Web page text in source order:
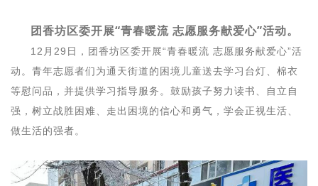
团香坊区委开展“青春暖流 志愿服务献爱心”活动。
12月29日，团香坊区委开展“青春暖流 志愿服务献爱心”活
动。青年志愿者们为通天街道的困境儿童送去学习台灯、棉衣
等慰问品，并提供学习指导服务。鼓励孩子努力读书、自立自
强，树立战胜困难、走出困境的信心和勇气，学会正视生活、
做生活的强者。